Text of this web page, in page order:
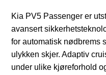
Kia PV5 Passenger er
avansert
for automatisk nødbrems
ulykken skjer. Adaptiv
under ulike kjøreforhold